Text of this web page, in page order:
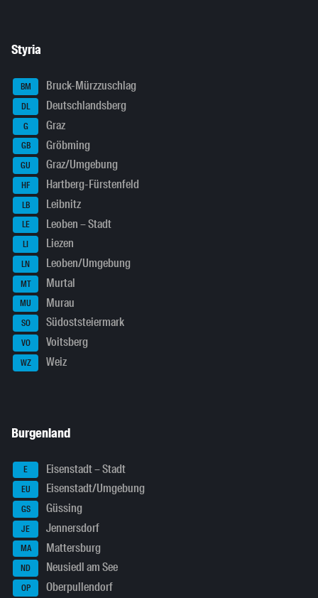
Styria
BM Bruck-Mürzzuschlag
DL Deutschlandsberg
G Graz
GB Gröbming
GU Graz/Umgebung
HF Hartberg-Fürstenfeld
LB Leibnitz
LE Leoben – Stadt
LI Liezen
LN Leoben/Umgebung
MT Murtal
MU Murau
SO Südoststeiermark
VO Voitsberg
WZ Weiz
Burgenland
E Eisenstadt – Stadt
EU Eisenstadt/Umgebung
GS Güssing
JE Jennersdorf
MA Mattersburg
ND Neusiedl am See
OP Oberpullendorf